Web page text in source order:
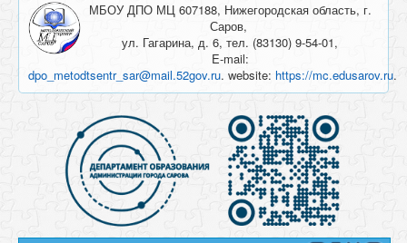
МБОУ ДПО МЦ 607188, Нижегородская область, г.
Саров,
ул. Гагарина, д. 6, тел. (83130) 9-54-01,
E-mail:
dpo_metodtsentr_sar@mail.52gov.ru. website: https://mc.edusarov.ru.